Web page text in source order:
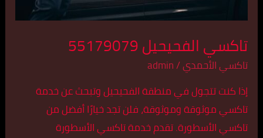
تاكسي الفحيحيل 55179079
تاكسي الأحمدي/
admin
إذا كنت تتجول في منطقة الفحيحيل وتبحث عن خدمة
تاكسي موثوقة وموثوقة، فلن تجد خيارًا أفضل من
تاكسي الأسطورة. تقدم خدمة تاكسي الأسطورة